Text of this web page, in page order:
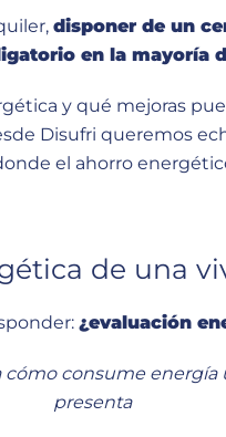
disponer de un
en la mayoría
y qué mejoras
Disufri queremos
el ahorro
de una
¿evaluación
consume
presenta